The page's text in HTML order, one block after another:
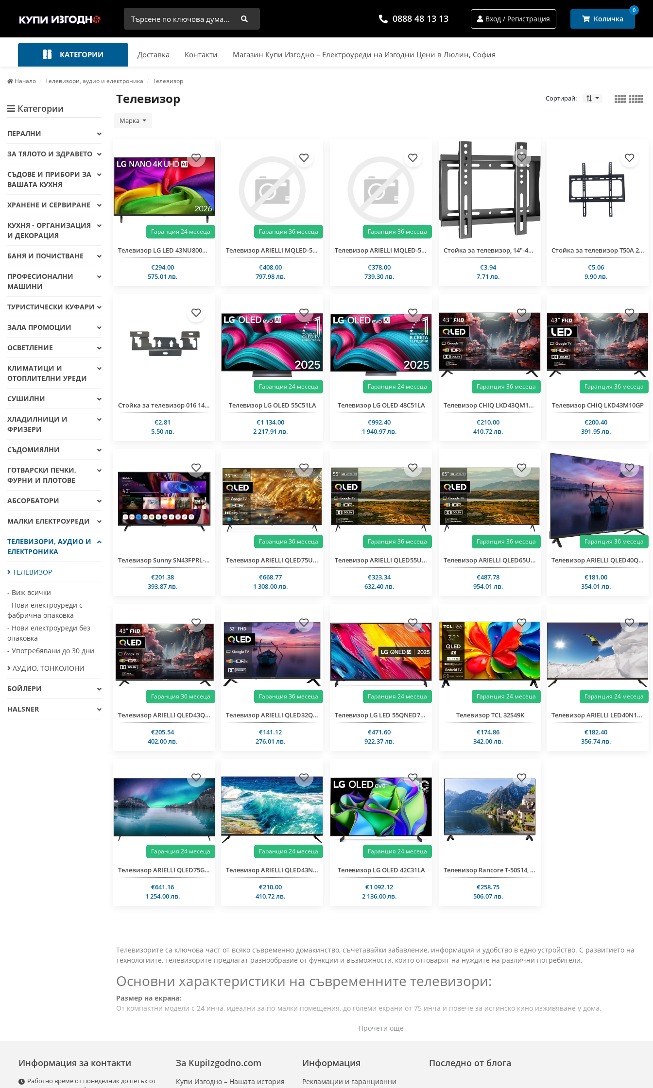
Търси 0888 48 13 13 Вход / Регистрация Количка
0
КАТЕГОРИИ Доставка Контакти Магазин Купи Изгодно – Електроуреди на Изгодни Цени в Люлин, София
Начало Телевизори, аудио и електроника Телевизор
Категории
ПЕРАЛНИ
ЗА ТЯЛОТО И ЗДРАВЕТО
СЪДОВЕ И ПРИБОРИ ЗА
ВАШАТА КУХНЯ
ХРАНЕНЕ И СЕРВИРАНЕ
КУХНЯ - ОРГАНИЗАЦИЯ
И ДЕКОРАЦИЯ
БАНЯ И ПОЧИСТВАНЕ
ПРОФЕСИОНАЛНИ
МАШИНИ
ТУРИСТИЧЕСКИ КУФАРИ
ЗАЛА ПРОМОЦИИ
ОСВЕТЛЕНИЕ
КЛИМАТИЦИ И
ОТОПЛИТЕЛНИ УРЕДИ
СУШИЛНИ
ХЛАДИЛНИЦИ И
ФРИЗЕРИ
СЪДОМИЯЛНИ
ГОТВАРСКИ ПЕЧКИ,
ФУРНИ И ПЛОТОВЕ
АБСОРБАТОРИ
МАЛКИ ЕЛЕКТРОУРЕДИ
ТЕЛЕВИЗОРИ, АУДИО И
ЕЛЕКТРОНИКА
ТЕЛЕВИЗОР
- Виж всички
- Нови електроуреди с
фабрична опаковка
- Нови електроуреди без
опаковка
- Употребявани до 30 дни
АУДИО, ТОНКОЛОНИ
БОЙЛЕРИ
HALSNER
Телевизор Сортирай:
Марка
Гаранция 24 месеца
Телевизор LG LED 43NU800B3LC
€294.00
575.01 лв.
Гаранция 36 месеца
Телевизор ARIELLI MQLED-55N10T SMART
€408.00
797.98 лв.
Гаранция 36 месеца
Телевизор ARIELLI MQLED-50N10T SMART
€378.00
739.30 лв.
Стойка за телевизор, 14"-47", 25kg
€3.94
7.71 лв.
Стойка за телевизор T50A 26"-65", 50kg
€5.06
9.90 лв.
Стойка за телевизор 016 14"-32", 15kg
€2.81
5.50 лв.
Гаранция 24 месеца
Телевизор LG OLED 55C51LA
€1 134.00
2 217.91 лв.
Гаранция 24 месеца
Телевизор LG OLED 48C51LA
€992.40
1 940.97 лв.
Гаранция 36 месеца
Телевизор CHIQ LKD43QM10GP
€210.00
410.72 лв.
Гаранция 36 месеца
Телевизор CHiQ LKD43M10GP
€200.40
391.95 лв.
Телевизор Sunny SN43FPRL-W02S, 43", Smart, WebOS, DVB-T2/C/S2
€201.38
393.87 лв.
Гаранция 36 месеца
Телевизор ARIELLI QLED75UD10GTV SMART
€668.77
1 308.00 лв.
Гаранция 36 месеца
Телевизор ARIELLI QLED55UD10GTV SMART
€323.34
632.40 лв.
Гаранция 36 месеца
Телевизор ARIELLI QLED65UD10GTV SMART
€487.78
954.01 лв.
Гаранция 36 месеца
Телевизор ARIELLI QLED40QM10GTV SMART
€181.00
354.01 лв.
Гаранция 36 месеца
Телевизор ARIELLI QLED43QM10GTV SMART
€205.54
402.00 лв.
Гаранция 36 месеца
Телевизор ARIELLI QLED32QM10GTV SMART
€141.12
276.01 лв.
Гаранция 24 месеца
Телевизор LG LED 55QNED70A6A
€471.60
922.37 лв.
Гаранция 24 месеца
Телевизор TCL 32S49K
€174.86
342.00 лв.
Гаранция 24 месеца
Телевизор ARIELLI LED40N118VDA SMART
€182.40
356.74 лв.
Гаранция 24 месеца
Телевизор ARIELLI QLED75GT16VDA SMART
€641.16
1 254.00 лв.
Гаранция 24 месеца
Телевизор ARIELLI QLED43N218VDA SMART
€210.00
410.72 лв.
Гаранция 24 месеца
Телевизор LG OLED 42C31LA
€1 092.12
2 136.00 лв.
Телевизор Rancore T-50S14, 4K, Smart
€258.75
506.07 лв.
Телевизорите са ключова част от всяко съвременно домакинство, съчетавайки забавление, информация и удобство в едно устройство. С развитието на
технологиите, телевизорите предлагат разнообразие от функции и възможности, които отговарят на нуждите на различни потребители.
Основни характеристики на съвременните телевизори:
Размер на екрана:
От компактни модели с 24 инча, идеални за по-малки помещения, до големи екрани от 75 инча и повече за истинско кино изживяване у дома.
4K Ultra HD:Осигурява детайлност и яснота, идеална за стрийминг на съдържание и модерни конзоли.
Прочети още
Информация за контакти
Работно време от понеделник до петък от
Информация
Рекламации и гаранционни
За KupiIzgodno.com
Купи Изгодно – Нашата история
Последно от блога